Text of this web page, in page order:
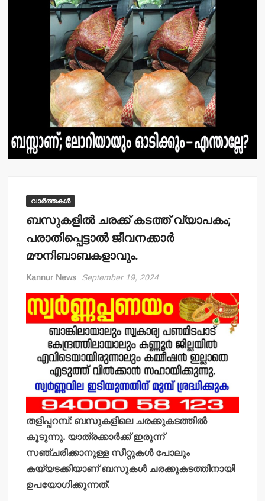
വാർത്തകൾ
ബസുകളില്‍ ചരക്ക് കടത്ത് വ്യാപകം;
പരാതിപ്പെട്ടാല്‍ ജീവനക്കാര്‍
മൗനിബാബകളാവും.
Kannur News September 19, 2024
തളിപ്പറമ്പ്: ബസുകളിലെ ചരക്കുകടത്തില്‍
കൂടുന്നു. യാത്രക്കാര്‍ക്ക് ഇരുന്ന്
സഞ്ചരിക്കാനുള്ള സീറ്റുകള്‍ പോലും
കയ്യടക്കിയാണ് ബസുകള്‍ ചരക്കുകടത്തിനായി
ഉപയോഗിക്കുന്നത്.